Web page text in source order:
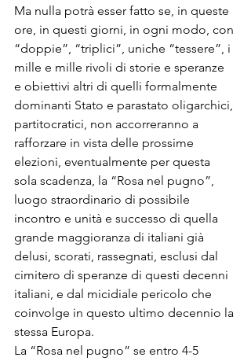
Ma nulla potrà esser fatto se, in queste
ore, in questi giorni, in ogni modo, con
“doppie”, “triplici”, uniche “tessere”, i
mille e mille rivoli di storie e speranze
e obiettivi altri di quelli formalmente
dominanti Stato e parastato oligarchici,
partitocratici, non accorreranno a
rafforzare in vista delle prossime
elezioni, eventualmente per questa
sola scadenza, la “Rosa nel pugno”,
luogo straordinario di possibile
incontro e unità e successo di quella
grande maggioranza di italiani già
delusi, scorati, rassegnati, esclusi dal
cimitero di speranze di questi decenni
italiani, e dal micidiale pericolo che
coinvolge in questo ultimo decennio la
stessa Europa.
La “Rosa nel pugno” se entro 4-5